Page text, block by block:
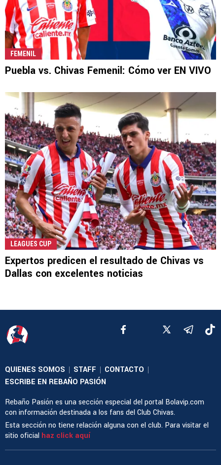
FEMENIL
Puebla vs. Chivas Femenil: Cómo ver EN VIVO
LEAGUES CUP
Expertos predicen el resultado de Chivas vs
Dallas con excelentes noticias
QUIENES SOMOS | STAFF | CONTACTO |
ESCRIBE EN REBAÑO PASIÓN
Rebaño Pasión es una sección especial del portal Bolavip.com
con información destinada a los fans del Club Chivas.
Esta sección no tiene relación alguna con el club. Para visitar el
sitio oficial haz click aquí